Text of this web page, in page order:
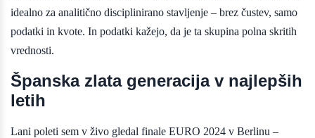
idealno za analitično disciplinirano stavljenje – brez čustev, samo
podatki in kvote. In podatki kažejo, da je ta skupina polna skritih
vrednosti.
Španska zlata generacija v najlepših
letih
Lani poleti sem v živo gledal finale EURO 2024 v Berlinu –